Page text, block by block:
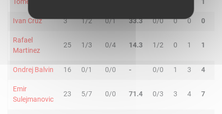
Ivan Cruz 3 1/2 0/1 33.3 0/0 0 0 0
Rafael
Martinez
25 1/3 0/4 14.3 1/2 0 1 1
Ondrej Balvin 16 0/1 0/0 - 0/0 1 3 4
Emir
Sulejmanovic
23 5/7 0/0 71.4 0/3 3 4 7